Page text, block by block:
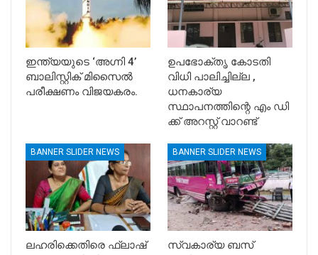
ഇന്ത്യയുടെ ‘അഗ്നി 4’
ബാലിസ്റ്റിക് മിസൈൽ
പരീക്ഷണം വിജയകരം.
ഉപഭോക്തൃ കോടതി
വിധി പാലിച്ചില്ല ,
ധനകാര്യ
സ്ഥാപനത്തിന്റെ എം ഡി
ക്ക് അറസ്റ്റ് വാറണ്ട്
BANNER SLIDER NEWS
ലഹരിക്കെതിരെ ഫ്ലാഷ്
BANNER SLIDER NEWS
സ്വകാര്യ ബസ്